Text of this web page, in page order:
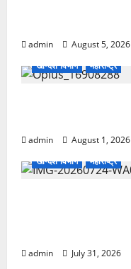
admin August 5, 2026
खान्देश विभाग
महाराष्ट्र
admin August 1, 2026
खान्देश विभाग
महाराष्ट्र
admin July 31, 2026